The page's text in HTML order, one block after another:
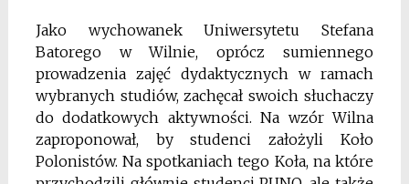
Jako wychowanek Uniwersytetu Stefana
Batorego w Wilnie, oprócz sumiennego
prowadzenia zajęć dydaktycznych w ramach
wybranych studiów, zachęcał swoich słuchaczy
do dodatkowych aktywności. Na wzór Wilna
zaproponował, by studenci założyli Koło
Polonistów. Na spotkaniach tego Koła, na które